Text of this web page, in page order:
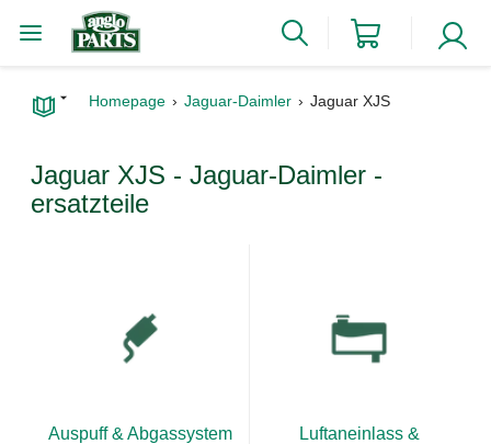
Homepage Jaguar-Daimler Jaguar XJS
Jaguar XJS - Jaguar-Daimler -
ersatzteile
Auspuff & Abgassystem
Luftaneinlass &